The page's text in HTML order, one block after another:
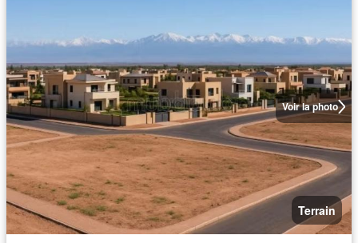
Voir la photo
Terrain